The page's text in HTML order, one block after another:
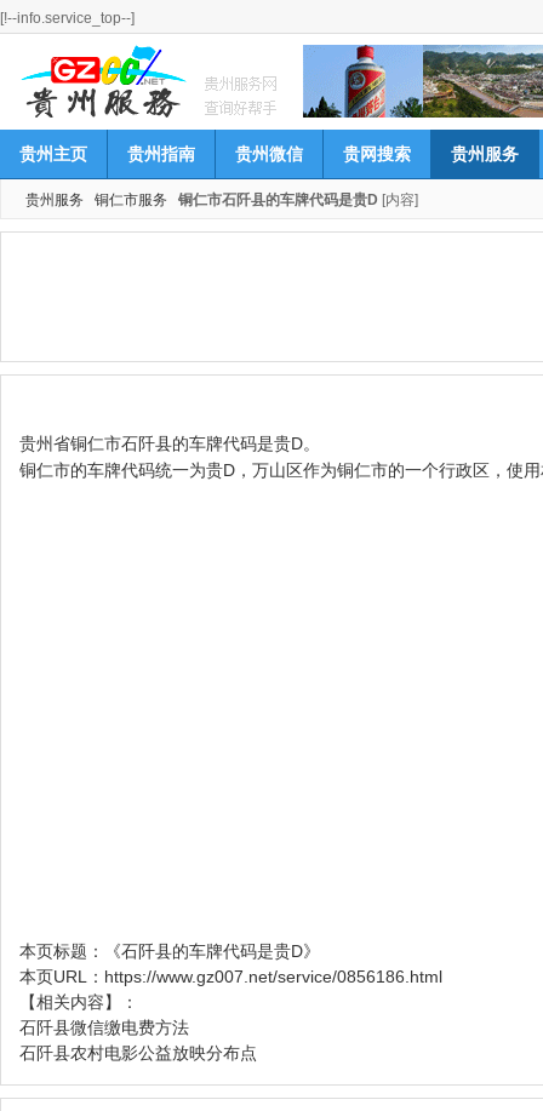
[!--info.service_top--]
贵州主页 贵州指南 贵州微信 贵网搜索 贵州服务
贵州服务 铜仁市服务 铜仁市石阡县的车牌代码是贵D [内容]
贵州省铜仁市石阡县的车牌代码是贵D。
铜仁市的车牌代码统一为贵D，万山区作为铜仁市的一个行政区，使
本页标题：
《石阡县的车牌代码是贵D》
本页URL： https://www.gz007.net/service/0856186.html
【相关内容】：
石阡县微信缴电费方法
石阡县农村电影公益放映分布点